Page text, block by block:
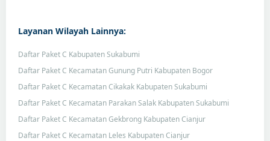
Layanan Wilayah Lainnya:
Daftar Paket C Kabupaten Sukabumi
Daftar Paket C Kecamatan Gunung Putri Kabupaten Bogor
Daftar Paket C Kecamatan Cikakak Kabupaten Sukabumi
Daftar Paket C Kecamatan Parakan Salak Kabupaten Sukabumi
Daftar Paket C Kecamatan Gekbrong Kabupaten Cianjur
Daftar Paket C Kecamatan Leles Kabupaten Cianjur